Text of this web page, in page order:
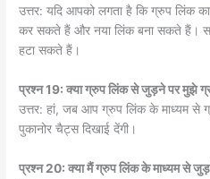
उत्तर: यदि आपको लगता है कि ग्रुप लिंक
कर सकते हैं और नया लिंक बना सकते हैं।
हटा सकते हैं।
प्रश्न 19: क्या ग्रुप लिंक से जुड़ने पर मुझे
उत्तर: हां, जब आप ग्रुप लिंक के माध्यम से
पुकानोर चैट्स दिखाई देंगी।
प्रश्न 20: क्या मैं ग्रुप लिंक के माध्यम से